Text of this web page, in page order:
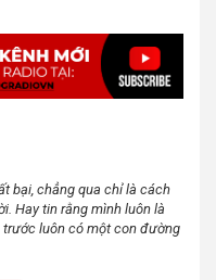
bại, chẳng qua chỉ là cách
Hay tin rằng mình luôn là
luôn có một con đường